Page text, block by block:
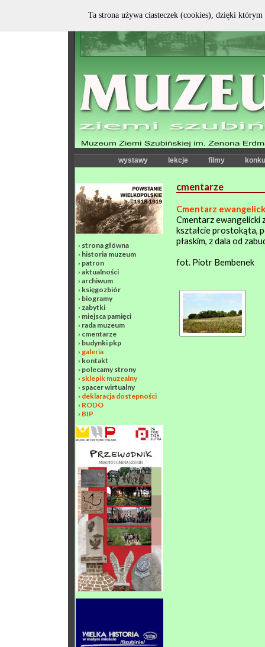
wystawy lekcje filmy
› strona główna
› historia muzeum
› patron
› aktualności
› archiwum
› księgozbiór
› biogramy
› zabytki
› miejsca pamięci
› rada muzeum
› cmentarze
› budynki pkp
› galeria
› kontakt
› polecamy strony
› sklepik muzealny
› spacer wirtualny
› deklaracja dostepności
› RODO
› BIP
cmentarze
Cmentarz
Cmentarz ewangelicki
kształcie prostokąta,
płaskim, z dala od
fot. Piotr Bembenek
Ta strona używa ciasteczek (cookies), dzięki